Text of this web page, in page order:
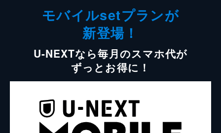
モバイルsetプランが
新登場！
U-NEXTなら毎月のスマホ代が
ずっとお得に！